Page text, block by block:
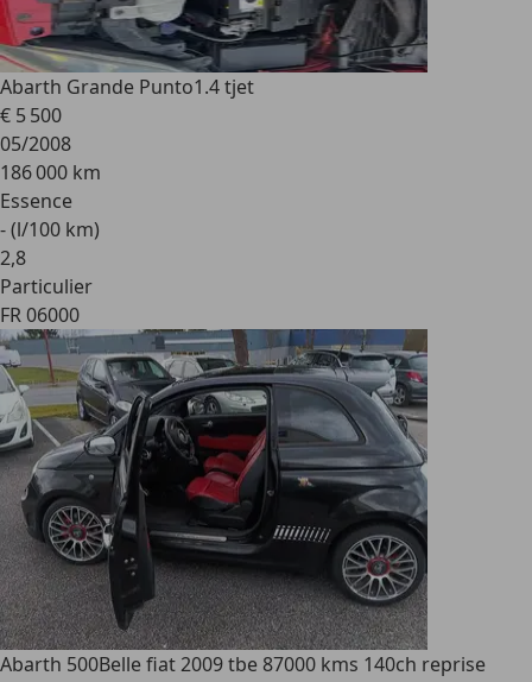
Abarth Grande Punto1.4 tjet
€ 5 500
05/2008
186 000 km
Essence
- (l/100 km)
2,8
Particulier
FR 06000
Abarth 500Belle fiat 2009 tbe 87000 kms 140ch reprise